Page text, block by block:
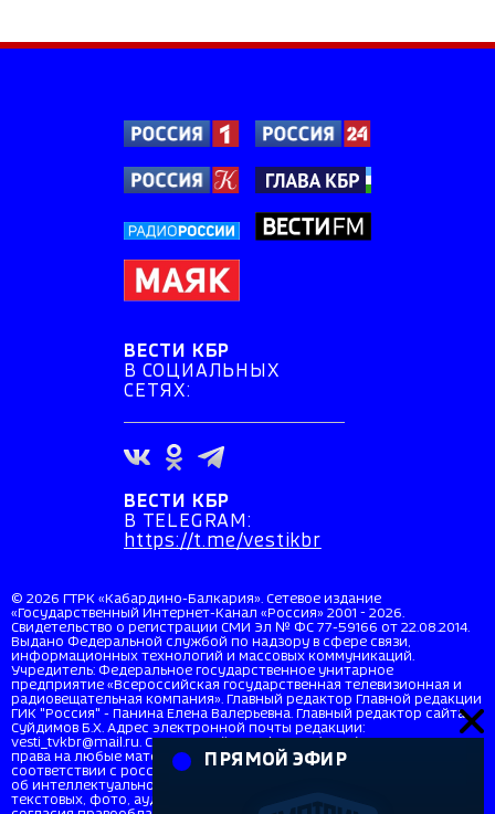
ВЕСТИ КБР
В СОЦИАЛЬНЫХ
СЕТЯХ:
ВЕСТИ КБР
В TELEGRAM:
https://t.me/vestikbr
© 2026 ГТРК «Кабардино-Балкария». Сетевое издание
«Государственный Интернет-Канал «Россия» 2001 - 2026.
Свидетельство о регистрации СМИ Эл № ФС 77-59166 от 22.08.2014.
Выдано Федеральной службой по надзору в сфере связи,
информационных технологий и массовых коммуникаций.
Учредитель: Федеральное государственное унитарное
предприятие «Всероссийская государственная телевизионная и
радиовещательная компания». Главный редактор Главной редакции
ГИК "Россия" - Панина Елена Валерьевна. Главный редактор сайта
Суйдимов Б.Х. Адрес электронной почты редакции:
vesti_tvkbr@mail.ru. Справочный телефон: +7 (8662) 40-36-33. Все
права на любые материалы, опубликованные на сайте, защищены в
соответствии с российским и международным законодательством
об интеллектуальной собственности. Любое использование
текстовых, фото, аудио и видеоматериалов возможно только с
ПРЯМОЙ ЭФИР